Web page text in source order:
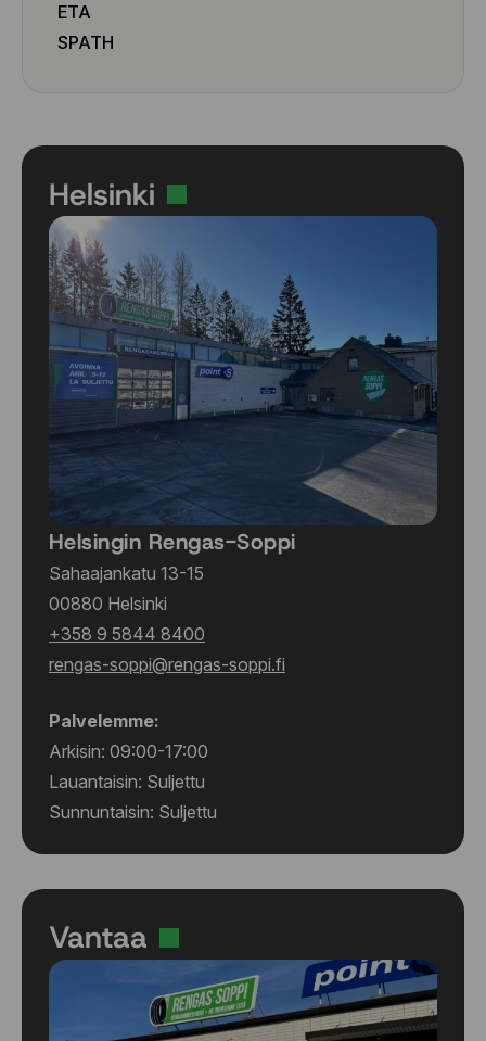
ETA
SPATH
Helsinki
Helsingin Rengas-Soppi
Sahaajankatu 13-15
00880 Helsinki
+358 9 5844 8400
rengas-soppi@rengas-soppi.fi
Palvelemme:
Arkisin: 09:00-17:00
Lauantaisin: Suljettu
Sunnuntaisin: Suljettu
Vantaa